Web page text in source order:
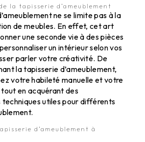
la tapisserie d’ameublement
ne se limite pas à la
de meubles. En effet, cet art
une seconde vie à des pièces
un intérieur selon vos
parler votre créativité. De
la tapisserie d’ameublement,
votre habileté manuelle et votre
en acquérant des
techniques utiles pour différents
d’ameublement à